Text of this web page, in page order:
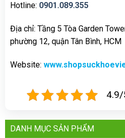
Hotline: 0901.089.355
Địa chỉ: Tầng 5 Tòa Garden
phường 12, quận Tân Bình, HCM
Website:
DANH MỤC SẢN PHẨM